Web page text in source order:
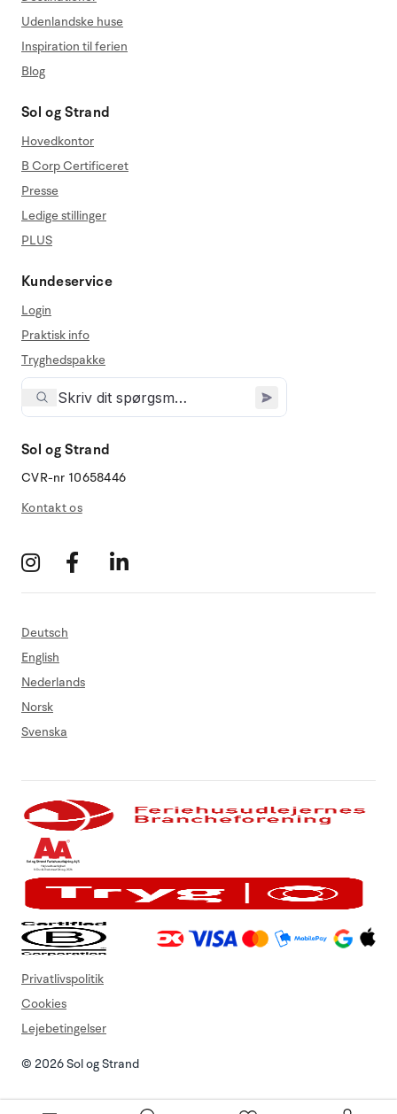
Udenlandske huse
Inspiration til ferien
Blog
Sol og Strand
Hovedkontor
B Corp Certificeret
Presse
Ledige stillinger
PLUS
Kundeservice
Login
Praktisk info
Tryghedspakke
Sol og Strand
CVR-nr 10658446
Kontakt os
Deutsch
English
Nederlands
Norsk
Svenska
© 2026 Sol og Strand
Privatlivspolitik
Cookies
Lejebetingelser